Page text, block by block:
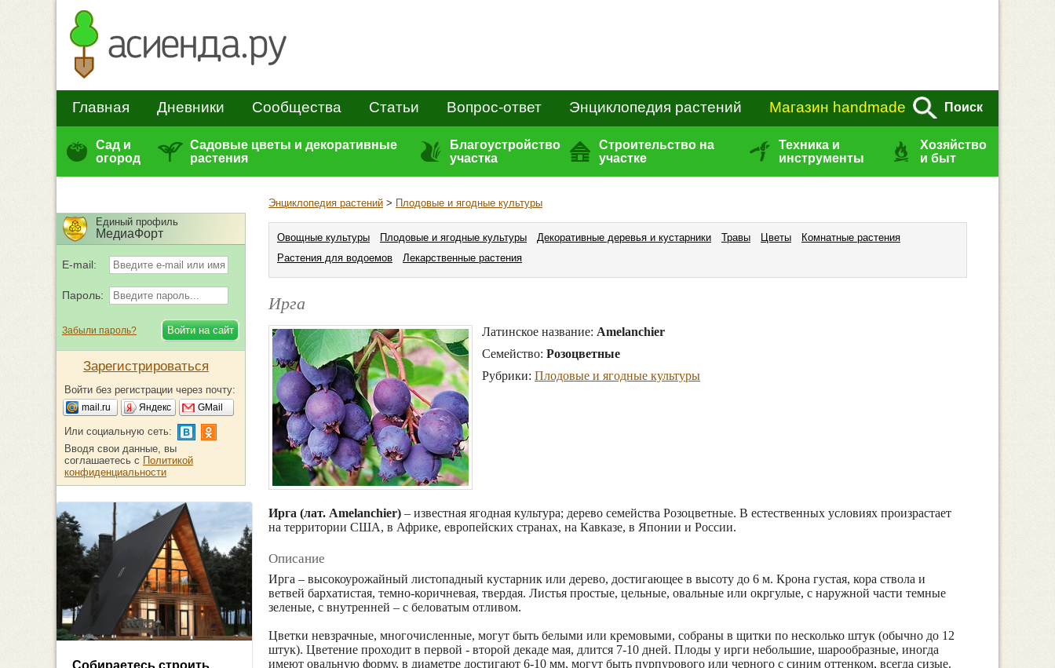
Главная Дневники Сообщества Статьи Вопрос-ответ Энциклопедия растений Магазин handmade Поиск
Сад и
огород
Садовые цветы и декоративные
растения
Благоустройство
участка
Строительство на
участке
Техника и
инструменты
Хозяйство
и быт
Энциклопедия растений > Плодовые и ягодные культуры
Овощные культуры Плодовые и ягодные культуры Декоративные деревья и кустарники Травы Цветы
Комнатные растения
Растения для водоемов
Лекарственные растения
Ирга
Латинское название: Amelanchier
Семейство: Розоцветные
Рубрики: Плодовые и ягодные культуры
Ирга (лат. Amelanchier) – известная ягодная культура; дерево семейства Розоцветные. В естественных условиях произрастает
на территории США, в Африке, европейских странах, на Кавказе, в Японии и России.
Описание
Ирга – высокоурожайный листопадный кустарник или дерево, достигающее в высоту до 6 м. Крона густая, кора ствола и
ветвей бархатистая, темно-коричневая, твердая. Листья простые, цельные, овальные или окргулые, с наружной части темные
зеленые, с внутренней – с беловатым отливом.
Цветки невзрачные, многочисленные, могут быть белыми или кремовыми, собраны в щитки по несколько штук (обычно до 12
штук). Цветение проходит в первой - второй декаде мая, длится 7-10 дней. Плоды у ирги небольшие, шарообразные, иногда
имеют овальную форму, в диаметре достигают 6-10 мм, могут быть пурпурового или черного с синим оттенком, всегда сизые.
Единый профиль
МедиаФорт
E-mail:
Пароль:
Забыли пароль?
Зарегистрироваться
Войти без регистрации через почту:
mail.ru Яндекс GMail
Или социальную сеть:
Вводя свои данные, вы
соглашаетесь с Политикой
конфиденциальности